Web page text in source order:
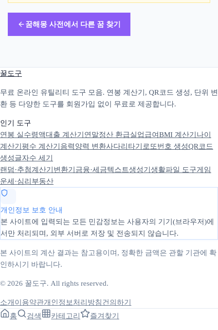
꿈해몽 사전에서 다른 꿈 찾기
꿀도구
무료 온라인 유틸리티 도구 모음. 연봉 계산기, QR코드 생성, 단위 변
환 등 다양한 도구를 회원가입 없이 무료로 제공합니다.
인기 도구
연봉 실수령액대출 계산기 연말정산 환급실업급여BMI 계산기 나이
계산기 평수 계산기 음력양력 변환사다리타기 로또번호 생성QR코드
생성글자수 세기
랜덤·추첨계산기 변환기 금융·세금텍스트생성기 생활파일 도구게임
운세·심리 부동산
개인정보 보호 안내
본 사이트에 입력되는 모든 민감정보는 사용자의 기기(브라우저)에
서만 처리되며, 외부 서버로 저장 및 전송되지 않습니다.
본 사이트의 계산 결과는 참고용이며, 정확한 금액은 관할 기관에 확
인하시기 바랍니다.
© 2026 꿀도구. All rights reserved.
소개 이용약관개인정보처리방침건의하기
홈
검색 카테고리 즐겨찾기